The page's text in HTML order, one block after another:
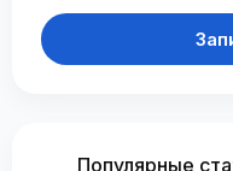
Популярные